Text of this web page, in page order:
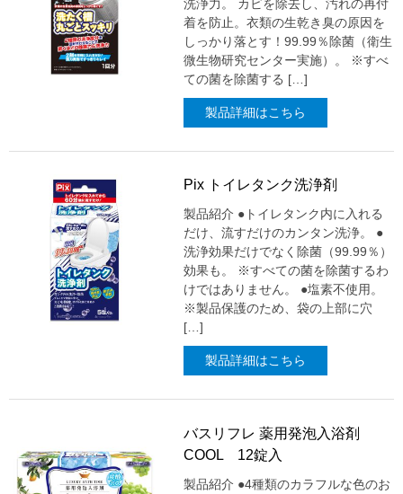
洗浄力。 カビを除去し、汚れの再付
着を防止。衣類の生乾き臭の原因を
しっかり落とす！99.99％除菌（衛生
微生物研究センター実施）。 ※すべ
ての菌を除菌する […]
製品詳細はこちら
Pix トイレタンク洗浄剤
製品紹介 ●トイレタンク内に入れる
だけ、流すだけのカンタン洗浄。 ●
洗浄効果だけでなく除菌（99.99％）
効果も。 ※すべての菌を除菌するわ
けではありません。 ●塩素不使用。
※製品保護のため、袋の上部に穴
[…]
製品詳細はこちら
バスリフレ 薬用発泡入浴剤
COOL 12錠入
製品紹介 ●4種類のカラフルな色のお